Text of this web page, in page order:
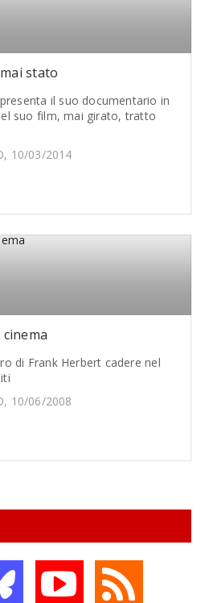
stato
il suo documentario in
suo film, mai girato, tratto
10/03/2014
di Frank Herbert cadere nel
10/06/2008